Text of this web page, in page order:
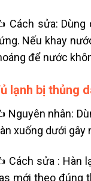
Cách sửa: Dùng
Nếu khay
để nước
lạnh bị thủng
Nguyên nhân:
xuống dưới gây
Cách sửa : Hàn
mới theo đúng